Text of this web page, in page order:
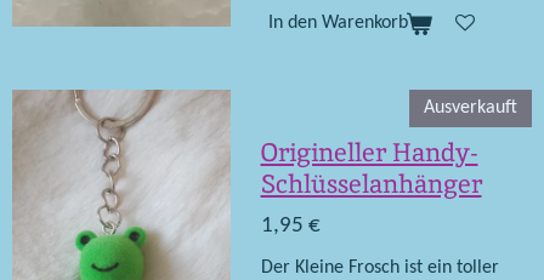
In den Warenkorb
Ausverkauft
Origineller Handy-
Schlüsselanhänger
1,95 €
Der Kleine Frosch ist ein toller